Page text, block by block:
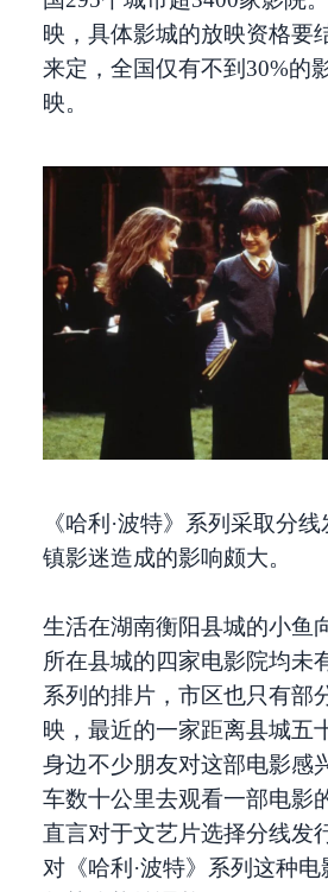
映，具体影城的放映资格要
来定，全国仅有不到30%的
映。
《哈利·波特》系列采取分
镇影迷造成的影响颇大。
生活在湖南衡阳县城的小鱼
所在县城的四家电影院均未
系列的排片，市区也只有部
映，最近的一家距离县城五
身边不少朋友对这部电影感
车数十公里去观看一部电影
直言对于文艺片选择分线发
对《哈利·波特》系列这种